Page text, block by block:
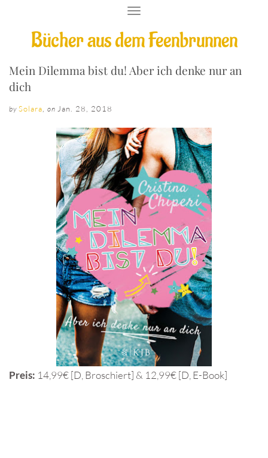
Bücher aus dem Feenbrunnen
T
G
E
N
A
T
I
O
N
Mein Dilemma bist du! Aber ich denke nur an
dich
by Solara on Jan. 28, 2018
Preis: 14,99€ [D, Broschiert] & 12,99€ [D, E-Book]